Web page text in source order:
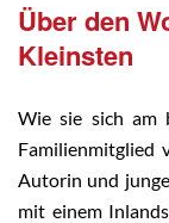
Über den
Kleinsten
Wie sie sich am
Familienmitglied
Autorin und
mit einem